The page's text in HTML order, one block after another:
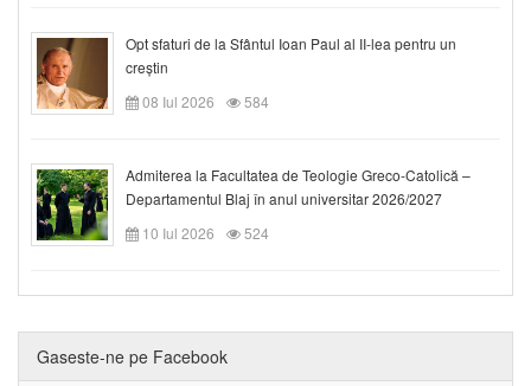
Opt sfaturi de la Sfântul Ioan Paul al II-lea pentru un
creștin
08 Iul 2026
584
Admiterea la Facultatea de Teologie Greco-Catolică –
Departamentul Blaj în anul universitar 2026/2027
10 Iul 2026
524
Gaseste-ne pe Facebook